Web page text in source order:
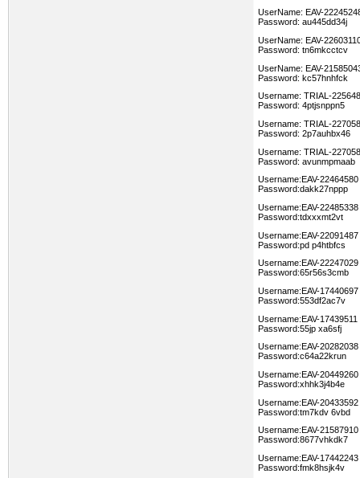
UserName: EAV-
Password: au445dd34j
UserName: EAV-
Password: tn6mkcctcv
UserName: EAV-
Password: kc57hnhfck
Username: TRIAL-
Password: 4ptjsnppn5
Username: TRIAL-
Password: 2p7auhbx46
Username: TRIAL-
Password: avunmpmaab
Username:EAV-22464580
Password:dakk27nppp
Username:EAV-22485338
Password:tdxxxmt2vt
Username:EAV-22091487
Password:pd p4htbfcs
Username:EAV-22247029
Password:65r56s3cmb
Username:EAV-17440697
Password:553df2ac7v
Username:EAV-17439511
Password:55jp xa6sfj
Username:EAV-20282038
Password:c64a22krun
Username:EAV-20449260
Password:xhhk3j4b4e
Username:EAV-20433592
Password:tm7kdv 6vbd
Username:EAV-21587910
Password:8677vhkdk7
Username:EAV-17442243
Password:fmk8hsjk4v